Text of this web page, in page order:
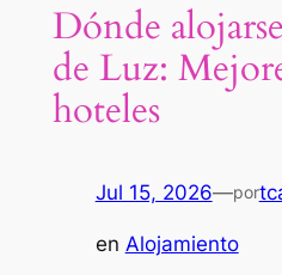
Dónde
de Luz:
hoteles
Jul 15, 2026—por
en Alojamiento